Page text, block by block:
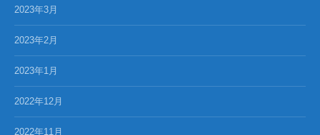
2023年3月
2023年2月
2023年1月
2022年12月
2022年11月